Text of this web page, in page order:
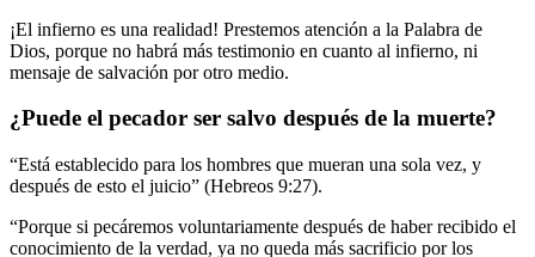
¡El infierno es una realidad! Prestemos atención a la Palabra de
Dios, porque no habrá más testimonio en cuanto al infierno, ni
mensaje de salvación por otro medio.
¿Puede el pecador ser salvo después de la muerte?
“Está establecido para los hombres que mueran una sola vez, y
después de esto el juicio” (Hebreos 9:27).
“Porque si pecáremos voluntariamente después de haber recibido el
conocimiento de la verdad, ya no queda más sacrificio por los